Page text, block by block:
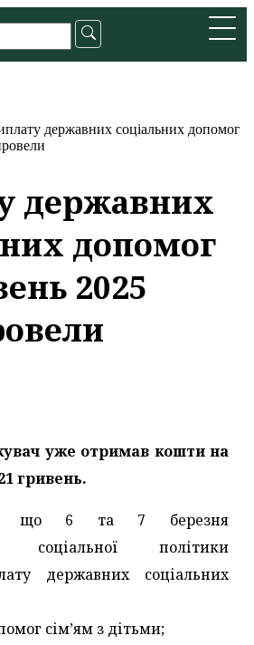
державних соціальних допомог
державних
допомог
2025
уже отримав кошти на
гривень.
що 6 та 7 березня
соціальної політики
державних соціальних
сім’ям з дітьми;